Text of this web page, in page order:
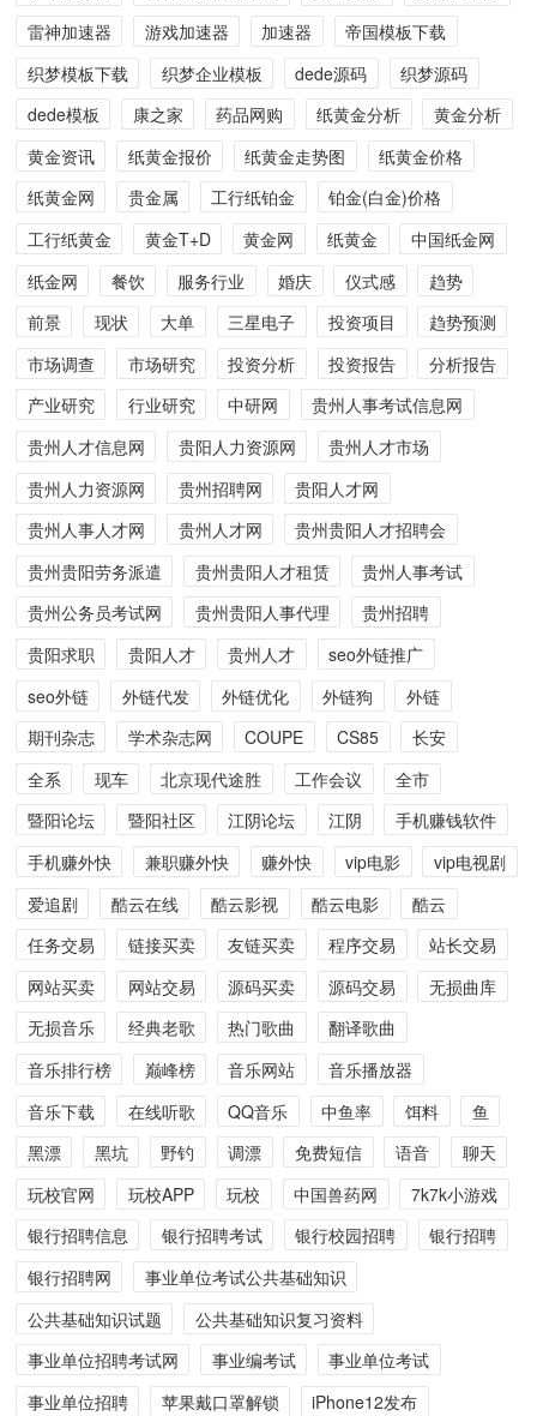
雷神加速器
游戏加速器 加速器
帝国模板下载
织梦模板下载
织梦企业模板 dede源码
织梦源码
dede模板
康之家 药品网购 纸黄金分析
黄金分析
黄金资讯
纸黄金报价 纸黄金走势图
纸黄金价格
纸黄金网
贵金属 工行纸铂金
铂金(白金)价格
工行纸黄金
黄金T+D 黄金网 纸黄金
中国纸金网
纸金网
餐饮 服务行业 婚庆 仪式感
趋势
前景
现状 大单 三星电子 投资项目
趋势预测
市场调查
市场研究 投资分析 投资报告
分析报告
产业研究
行业研究 中研网
贵州人事考试信息网
贵州人才信息网
贵阳人力资源网
贵州人才市场
贵州人力资源网
贵州招聘网
贵阳人才网
贵州人事人才网
贵州人才网
贵州贵阳人才招聘会
贵州贵阳劳务派遣
贵州贵阳人才租赁
贵州人事考试
贵州公务员考试网
贵州贵阳人事代理
贵州招聘
贵阳求职
贵阳人才 贵州人才
seo外链推广
seo外链
外链代发 外链优化 外链狗
外链
期刊杂志
学术杂志网 COUPE CS85
长安
全系
现车 北京现代途胜 工作会议
全市
暨阳论坛
暨阳社区 江阴论坛 江阴
手机赚钱软件
手机赚外快
兼职赚外快 赚外快 vip电影
vip电视剧
爱追剧
酷云在线 酷云影视 酷云电影
酷云
任务交易
链接买卖 友链买卖 程序交易
站长交易
网站买卖
网站交易 源码买卖 源码交易
无损曲库
无损音乐
经典老歌 热门歌曲
翻译歌曲
音乐排行榜
巅峰榜 音乐网站
音乐播放器
音乐下载
在线听歌 QQ音乐 中鱼率 饵料
鱼
黑漂
黑坑 野钓 调漂 免费短信 语音
聊天
玩校官网
玩校APP 玩校 中国兽药网
7k7k小游戏
银行招聘信息
银行招聘考试 银行校园招聘
银行招聘
银行招聘网
事业单位考试公共基础知识
公共基础知识试题
公共基础知识复习资料
事业单位招聘考试网
事业编考试
事业单位考试
事业单位招聘
苹果戴口罩解锁 iPhone12发布